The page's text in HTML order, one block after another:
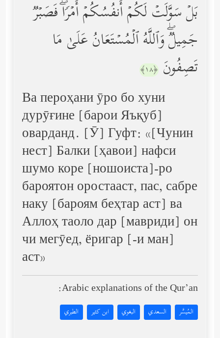
بَلۡ سَوَّلَتۡ لَكُمۡ أَنفُسُكُمۡ أَمۡرࣰاۖ فَصَبۡرࣱ
جَمِیلࣱۖ وَٱللَّهُ ٱلۡمُسۡتَعَانُ عَلَىٰ مَا
تَصِفُونَ ﴿١٨﴾
Ва пероҳани ӯро бо хуни
дурӯғине [барои Яъқуб]
оварданд. [Ӯ] Гуфт: «[Чунин
нест] Балки [ҳавои] нафси
шумо коре [ношоиста]-ро
бароятон оростааст, пас, сабре
наку [бароям беҳтар аст] ва
Аллоҳ таоло дар [мавриди] он
чи мегӯед, ёригар [-и ман]
аст»
Arabic explanations of the Qur’an:
المُيسَّر السعدي البغوي ابن كثير الطبري